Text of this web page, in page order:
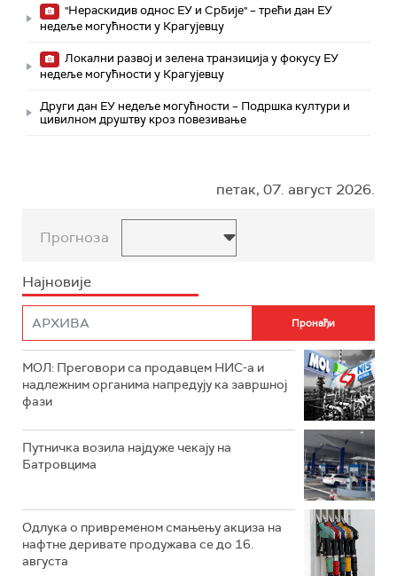
"Нераскидив однос ЕУ и Србије" – трећи дан ЕУ
недеље могућности у Крагујевцу
Локални развој и зелена транзиција у фокусу ЕУ
недеље могућности у Крагујевцу
Други дан ЕУ недеље могућности – Подршка култури и
цивилном друштву кроз повезивање
петак, 07. август 2026.
Прогноза
Најновије
МОЛ: Преговори са продавцем НИС-а и
надлежним органима напредују ка завршној
фази
Путничка возила најдуже чекају на
Батровцима
Одлука о привременом смањењу акциза на
нафтне деривате продужава се до 16.
августа